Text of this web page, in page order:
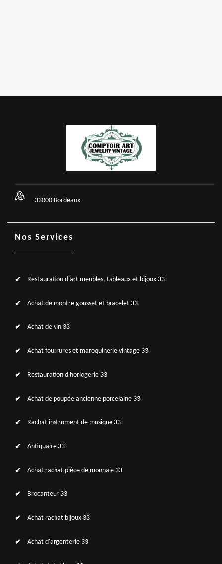
33000 Bordeaux
Nos Services
Restauration d'art meubles, tableaux et bijoux 33
Achat de montre gousset et bracelet 33
Achat de vin 33
Achat fourrures et maroquinerie vintage 33
Restauration d'horlogerie 33
Achat de poupée ancienne porcelaine 33
Rachat instrument de musique 33
Antiquaire 33
Achat rachat pièce de monnaie 33
Brocanteur 33
Achat rachat bijoux 33
Achat d'argenterie 33